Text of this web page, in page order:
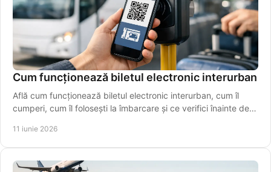
Cum funcționează biletul electronic interurban
Află cum funcționează biletul electronic interurban, cum îl
cumperi, cum îl folosești la îmbarcare și ce verifici înainte de
11 iunie 2026